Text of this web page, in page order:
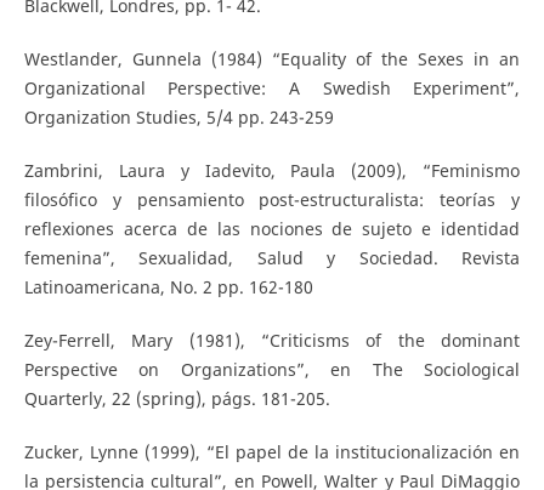
Blackwell, Londres, pp. 1- 42.
Westlander, Gunnela (1984) “Equality of the Sexes in an
Organizational Perspective: A Swedish Experiment”,
Organization Studies, 5/4 pp. 243-259
Zambrini, Laura y Iadevito, Paula (2009), “Feminismo
filosófico y pensamiento post-estructuralista: teorías y
reflexiones acerca de las nociones de sujeto e identidad
femenina”, Sexualidad, Salud y Sociedad. Revista
Latinoamericana, No. 2 pp. 162-180
Zey-Ferrell, Mary (1981), “Criticisms of the dominant
Perspective on Organizations”, en The Sociological
Quarterly, 22 (spring), págs. 181-205.
Zucker, Lynne (1999), “El papel de la institucionalización en
la persistencia cultural”, en Powell, Walter y Paul DiMaggio